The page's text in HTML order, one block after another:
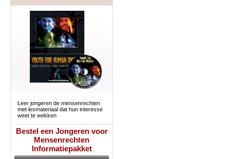
Leer jongeren de mensenrechten
met lesmateriaal dat hun interesse
weet te wekken
Bestel een Jongeren voor
Mensenrechten
Informatiepakket